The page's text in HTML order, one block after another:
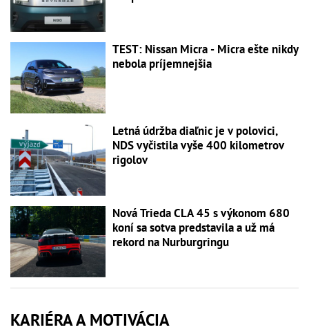
TEST: Nissan Micra - Micra ešte nikdy
nebola príjemnejšia
Letná údržba diaľnic je v polovici,
NDS vyčistila vyše 400 kilometrov
rigolov
Nová Trieda CLA 45 s výkonom 680
koní sa sotva predstavila a už má
rekord na Nurburgringu
KARIÉRA A MOTIVÁCIA